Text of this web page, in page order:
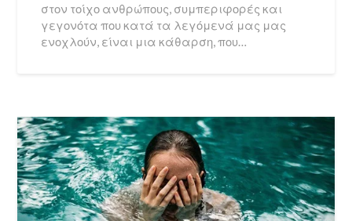
στον τοίχο ανθρώπους, συμπεριφορές και
γεγονότα που κατά τα λεγόμενά μας μας
ενοχλούν, είναι μια κάθαρση, που…